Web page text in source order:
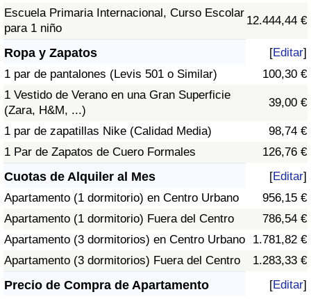
Escuela Primaria Internacional, Curso Escolar
para 1 niño
12.444,44 €
Ropa y Zapatos [Editar]
1 par de pantalones (Levis 501 o Similar)
100,30 €
1 Vestido de Verano en una Gran Superficie
(Zara, H&M, ...)
39,00 €
1 par de zapatillas Nike (Calidad Media)
98,74 €
1 Par de Zapatos de Cuero Formales
126,76 €
Cuotas de Alquiler al Mes [Editar]
Apartamento (1 dormitorio) en Centro Urbano
956,15 €
Apartamento (1 dormitorio) Fuera del Centro
786,54 €
Apartamento (3 dormitorios) en Centro Urbano
1.781,82 €
Apartamento (3 dormitorios) Fuera del Centro
1.283,33 €
Precio de Compra de Apartamento [Editar]